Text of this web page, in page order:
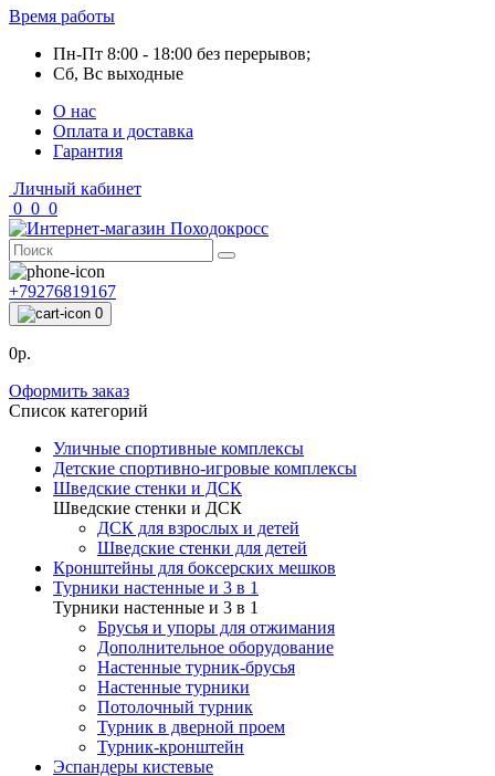
Время работы
Пн-Пт 8:00 - 18:00 без перерывов;
Сб, Вс выходные
О нас
Оплата и доставка
Гарантия
Личный кабинет
0 0 0
+79276819167
0
0р.
Оформить заказ
Список категорий
Уличные спортивные комплексы
Детские спортивно-игровые комплексы
Шведские стенки и ДСК
Шведские стенки и ДСК
ДСК для взрослых и детей
Шведские стенки для детей
Кронштейны для боксерских мешков
Турники настенные и 3 в 1
Турники настенные и 3 в 1
Брусья и упоры для отжимания
Дополнительное оборудование
Настенные турник-брусья
Настенные турники
Потолочный турник
Турник в дверной проем
Турник-кронштейн
Эспандеры кистевые